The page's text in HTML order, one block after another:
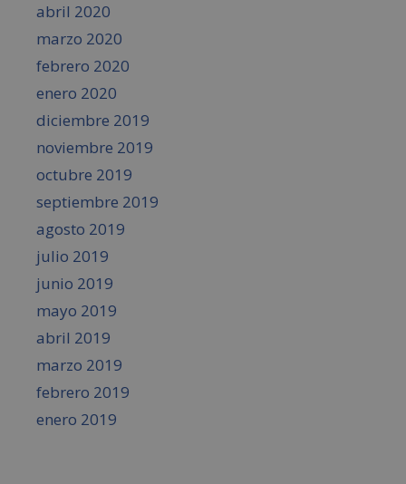
abril 2020
marzo 2020
febrero 2020
enero 2020
diciembre 2019
noviembre 2019
octubre 2019
septiembre 2019
agosto 2019
julio 2019
junio 2019
mayo 2019
abril 2019
marzo 2019
febrero 2019
enero 2019